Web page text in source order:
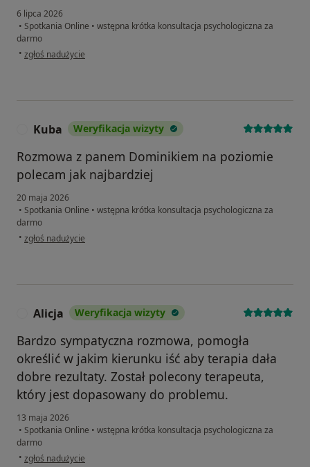
6 lipca 2026
• Spotkania Online • wstępna krótka konsultacja psychologiczna za
darmo
• w opinii użytkownika Rafał
zgłoś nadużycie
Kuba Weryfikacja wizyty
Rozmowa z panem Dominikiem na poziomie
polecam jak najbardziej
20 maja 2026
• Spotkania Online • wstępna krótka konsultacja psychologiczna za
darmo
• w opinii użytkownika Kuba
zgłoś nadużycie
Alicja Weryfikacja wizyty
Bardzo sympatyczna rozmowa, pomogła
określić w jakim kierunku iść aby terapia dała
dobre rezultaty. Został polecony terapeuta,
który jest dopasowany do problemu.
13 maja 2026
• Spotkania Online • wstępna krótka konsultacja psychologiczna za
darmo
• w opinii użytkownika Alicja
zgłoś nadużycie